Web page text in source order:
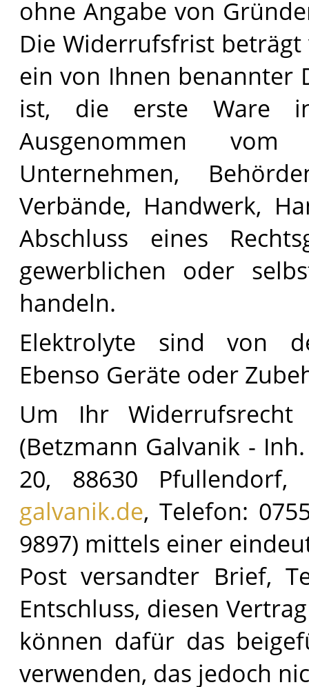
ohne Angabe von
Die Widerrufsfrist
ein von Ihnen benannter
ist, die erste Ware
Ausgenommen
Unternehmen,
Verbände, Handwerk,
Abschluss eines
gewerblichen oder
handeln.
Elektrolyte sind von
Ebenso Geräte oder
Um Ihr Widerrufsrecht
(Betzmann Galvanik -
20, 88630
galvanik.de, Telefon:
9897) mittels einer
Post versandter Brief,
Entschluss, diesen
können dafür das
verwenden, das jedoch